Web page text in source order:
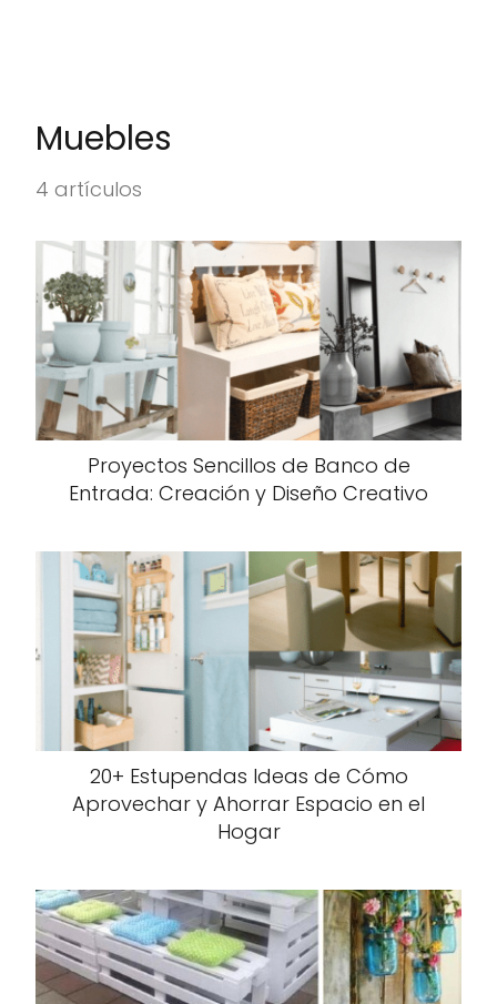
Muebles
4 artículos
Proyectos Sencillos de Banco de
Entrada: Creación y Diseño Creativo
20+ Estupendas Ideas de Cómo
Aprovechar y Ahorrar Espacio en el
Hogar